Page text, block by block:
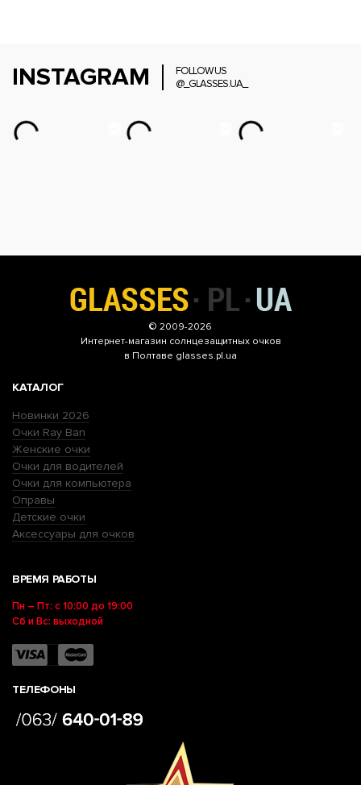
INSTAGRAM
FOLLOW US
@_GLASSES.UA_
© 2009-2026
Интернет-магазин солнцезащитных очков
в Полтаве glasses.pl.ua
КАТАЛОГ
Новинки 2026
Очки Ray Ban
Женские очки
Очки для водителей
Очки для компьютера
Оправы
Детские очки
Аксессуары для очков
ВРЕМЯ РАБОТЫ
Пн – Пт: с 10:00 до 19:00
Сб и Вс: выходной
ТЕЛЕФОНЫ